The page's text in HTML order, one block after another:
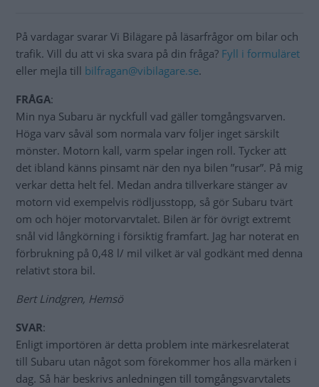
På vardagar svarar Vi Bilägare på läsarfrågor om bilar och
trafik. Vill du att vi ska svara på din fråga? Fyll i formuläret
eller mejla till bilfragan@vibilagare.se.
FRÅGA:
Min nya Subaru är nyckfull vad gäller tomgångsvarven.
Höga varv såväl som normala varv följer inget särskilt
mönster. Motorn kall, varm spelar ingen roll. Tycker att
det ibland känns pinsamt när den nya bilen ”rusar”. På mig
verkar detta helt fel. Medan andra tillverkare stänger av
motorn vid exempelvis rödljusstopp, så gör Subaru tvärt
om och höjer motorvarvtalet. Bilen är för övrigt extremt
snål vid långkörning i försiktig framfart. Jag har noterat en
förbrukning på 0,48 l/ mil vilket är väl godkänt med denna
relativt stora bil.
Bert Lindgren, Hemsö
SVAR:
Enligt importören är detta problem inte märkesrelaterat
till Subaru utan något som förekommer hos alla märken i
dag. Så här beskrivs anledningen till tomgångsvarvtalets